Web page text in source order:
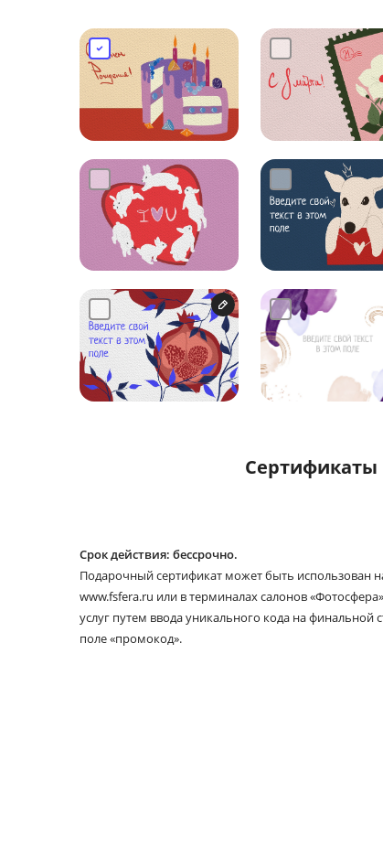
Сертификаты
Срок действия: бессрочно.
Подарочный сертификат может быть использован
www.fsfera.ru или в терминалах салонов
услуг путем ввода уникального кода на финальной
поле «промокод».